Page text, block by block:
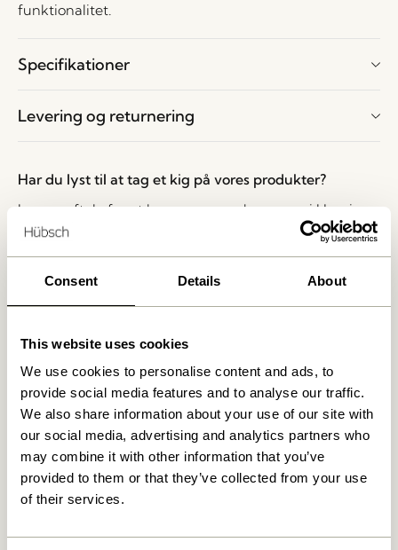
Consent Details About
This website uses cookies
We use cookies to personalise content and ads, to
provide social media features and to analyse our traffic.
We also share information about your use of our site with
our social media, advertising and analytics partners who
may combine it with other information that you’ve
provided to them or that they’ve collected from your use
of their services.
funktionalitet.
Specifikationer
Levering og returnering
Har du lyst til at tag et kig på vores produkter?
Lav en aftale for at besøge vores showroom i Herning.
Skriv venligst til
shop@hubsch-interior.comeller ring
til vores kundeservice for at lave en aftale på
nummeret +45 44 22 68 88
30 dages returret
Fri fragt over499 DKK*
Relaterede varer